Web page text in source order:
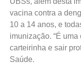
vacina contra a
10 a 14 anos, e
imunização. “É
carteirinha e sair
Saúde.